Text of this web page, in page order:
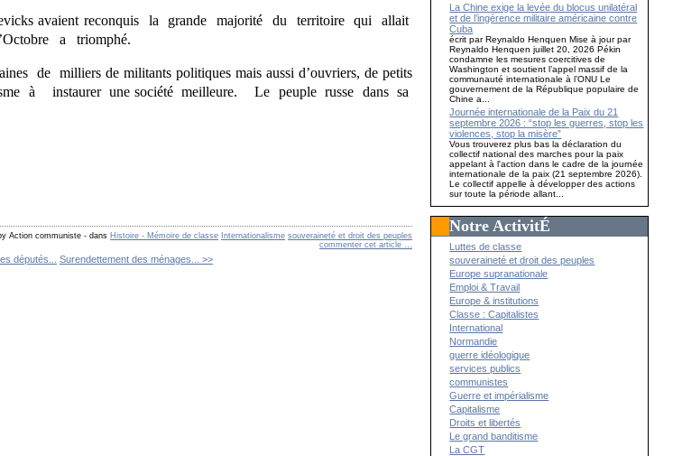
avaient reconquis la grande majorité du territoire qui allait
a triomphé.
de milliers de militants politiques mais aussi d’ouvriers, de petits
à instaurer une société meilleure. Le peuple russe dans sa
Action communiste - dans Histoire - Mémoire de classe Internationalisme souveraineté et droit des peuples
commenter cet article …
députés... Surendettement des ménages... >>
La Chine exige la levée du blocus unilatéral
et de l’ingérence militaire américaine contre
Cuba
écrit par Reynaldo Henquen Mise à jour par
Reynaldo Henquen juillet 20, 2026 Pékin
condamne les mesures coercitives de
Washington et soutient l’appel massif de la
communauté internationale à l’ONU Le
gouvernement de la République populaire de
Chine a...
Journée internationale de la Paix du 21
septembre 2026 : “stop les guerres, stop les
violences, stop la misère”
Vous trouverez plus bas la déclaration du
collectif national des marches pour la paix
appelant à l'action dans le cadre de la journée
internationale de la paix (21 septembre 2026).
Le collectif appelle à développer des actions
sur toute la période allant...
Notre ActivitÉ
Luttes de classe
souveraineté et droit des peuples
Europe supranationale
Emploi & Travail
Europe & institutions
Classe : Capitalistes
International
Normandie
guerre idéologique
services publics
communistes
Guerre et impérialisme
Capitalisme
Droits et libertés
Le grand banditisme
La CGT